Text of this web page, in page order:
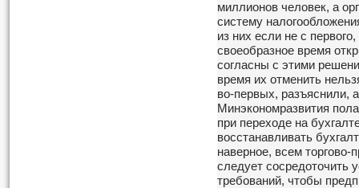
миллионов человек, а
систему
из них если не с
своеобразное время
согласны с этими
время их отменить
во-первых, разъяснили,
Минэкономразвития
при переходе на
восстанавливать
наверное, всем
следует сосредоточить
требований, чтобы